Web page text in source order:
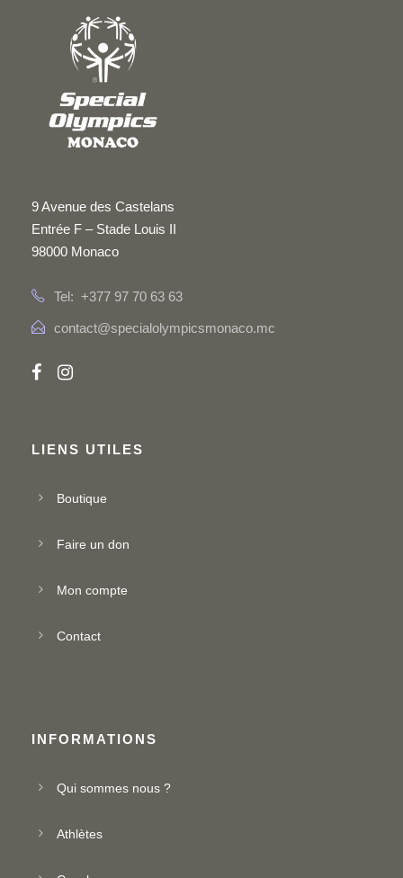
9 Avenue des Castelans
Entrée F – Stade Louis II
98000 Monaco
Tel: +377 97 70 63 63
contact@specialolympicsmonaco.mc
LIENS UTILES
Boutique
Faire un don
Mon compte
Contact
INFORMATIONS
Qui sommes nous ?
Athlètes